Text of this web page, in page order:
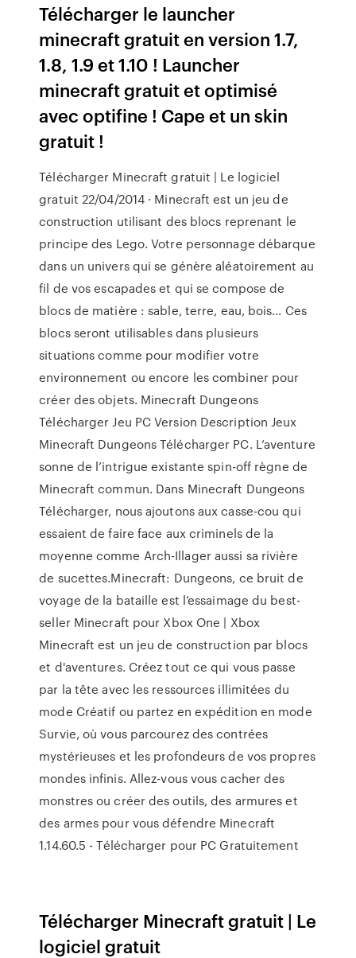
Télécharger le launcher
minecraft gratuit en version 1.7,
1.8, 1.9 et 1.10 ! Launcher
minecraft gratuit et optimisé
avec optifine ! Cape et un skin
gratuit !
Télécharger Minecraft gratuit | Le logiciel
gratuit 22/04/2014 · Minecraft est un jeu de
construction utilisant des blocs reprenant le
principe des Lego. Votre personnage débarque
dans un univers qui se génère aléatoirement au
fil de vos escapades et qui se compose de
blocs de matière : sable, terre, eau, bois… Ces
blocs seront utilisables dans plusieurs
situations comme pour modifier votre
environnement ou encore les combiner pour
créer des objets. Minecraft Dungeons
Télécharger Jeu PC Version Description Jeux
Minecraft Dungeons Télécharger PC. L’aventure
sonne de l’intrigue existante spin-off règne de
Minecraft commun. Dans Minecraft Dungeons
Télécharger, nous ajoutons aux casse-cou qui
essaient de faire face aux criminels de la
moyenne comme Arch-Illager aussi sa rivière
de sucettes.Minecraft: Dungeons, ce bruit de
voyage de la bataille est l’essaimage du best-
seller Minecraft pour Xbox One | Xbox
Minecraft est un jeu de construction par blocs
et d'aventures. Créez tout ce qui vous passe
par la tête avec les ressources illimitées du
mode Créatif ou partez en expédition en mode
Survie, où vous parcourez des contrées
mystérieuses et les profondeurs de vos propres
mondes infinis. Allez-vous vous cacher des
monstres ou créer des outils, des armures et
des armes pour vous défendre Minecraft
1.14.60.5 - Télécharger pour PC Gratuitement
Télécharger Minecraft gratuit | Le
logiciel gratuit